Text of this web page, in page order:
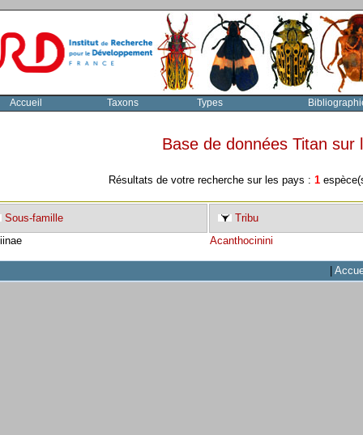
Accueil Taxons Types
Base de données Titan
Résultats de votre recherche sur les pays : 1
Sous-famille
Tribu
Acanthocinini